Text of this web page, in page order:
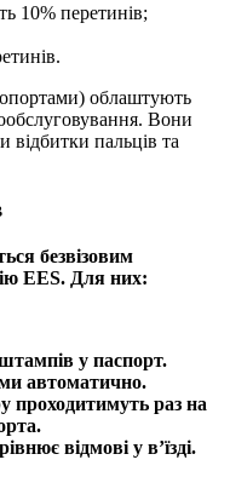
10% перетинів;
облаштують
Вони
відбитки пальців та
безвізовим
EES. Для них:
у паспорт.
автоматично.
проходитимуть раз на
відмові у в’їзді.